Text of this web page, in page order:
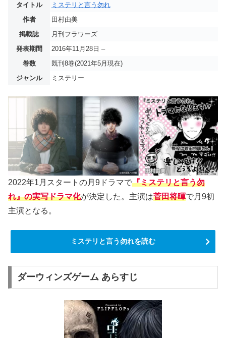
タイトル
ミステリと言う勿れ
作者
田村由美
掲載誌
月刊フラワーズ
発表期間
2016年11月28日 –
巻数
既刊8巻(2021年5月現在)
ジャンル
ミステリー
2022年1月スタートの月9ドラマで『ミステリと言う勿
れ』の実写ドラマ化が決定した。主演は菅田将暉で月9初
主演となる。
ミステリと言う勿れを読む
ダーウィンズゲーム あらすじ